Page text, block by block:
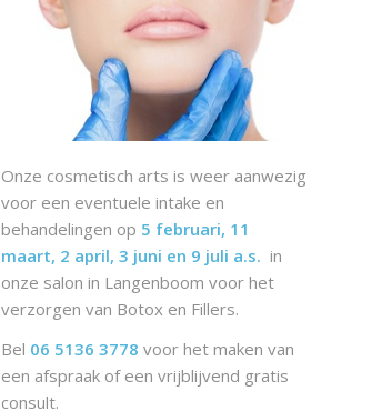
Onze cosmetisch arts is weer aanwezig
voor een eventuele intake en
behandelingen op 5 februari, 11
maart, 2 april, 3 juni en 9 juli a.s. in
onze salon in Langenboom voor het
verzorgen van Botox en Fillers.
Bel 06 5136 3778 voor het maken van
een afspraak of een vrijblijvend gratis
consult.